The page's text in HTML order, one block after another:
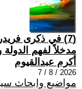
(7) في ذكرى
مدخلاً لفهم الدولة
أكرم عبدالقيوم
2026 / 8 / 7
مواضيع وابحاث